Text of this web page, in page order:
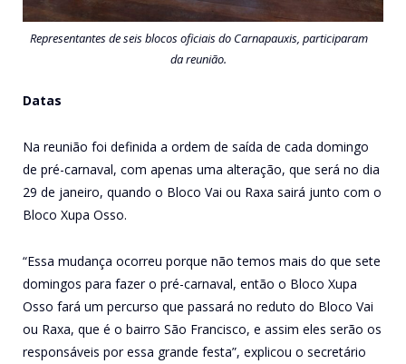
Representantes de seis blocos oficiais do Carnapauxis, participaram
da reunião.
Datas
Na reunião foi definida a ordem de saída de cada domingo
de pré-carnaval, com apenas uma alteração, que será no dia
29 de janeiro, quando o Bloco Vai ou Raxa sairá junto com o
Bloco Xupa Osso.
“Essa mudança ocorreu porque não temos mais do que sete
domingos para fazer o pré-carnaval, então o Bloco Xupa
Osso fará um percurso que passará no reduto do Bloco Vai
ou Raxa, que é o bairro São Francisco, e assim eles serão os
responsáveis por essa grande festa”, explicou o secretário